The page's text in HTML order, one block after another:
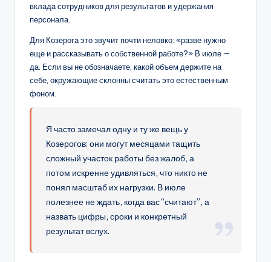
вклада сотрудников для результатов и удержания
персонала.
Для Козерога это звучит почти неловко: «разве нужно
еще и рассказывать о собственной работе?» В июле —
да. Если вы не обозначаете, какой объем держите на
себе, окружающие склонны считать это естественным
фоном.
Я часто замечал одну и ту же вещь у
Козерогов: они могут месяцами тащить
сложный участок работы без жалоб, а
потом искренне удивляться, что никто не
понял масштаб их нагрузки. В июле
полезнее не ждать, когда вас “считают”, а
назвать цифры, сроки и конкретный
результат вслух.